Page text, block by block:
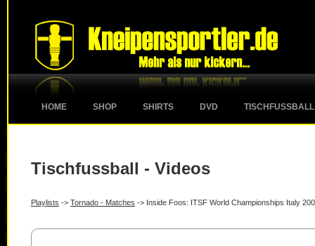
HOME SHOP SHIRTS DVD TISCHFUSSBALL
Tischfussball - Videos
Playlists -> Tornado - Matches -> Inside Foos: ITSF World Championships Italy